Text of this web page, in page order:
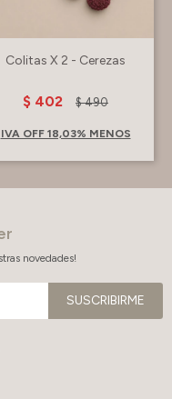
Colitas X 2 - Cerezas
$ 402 $ 490
IVA OFF 18,03% MENOS
novedades!
SUSCRIBIRME